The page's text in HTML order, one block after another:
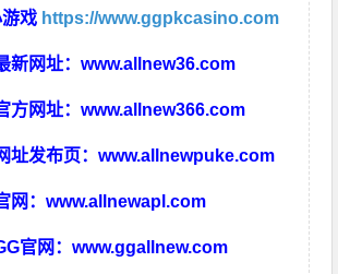
戏 https://www.ggpkcasino.com
新网址：www.allnew36.com
方网址：www.allnew366.com
址发布页：www.allnewpuke.com
网：www.allnewapl.com
官网：www.ggallnew.com